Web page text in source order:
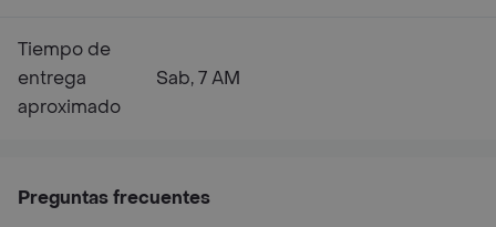
Tiempo de
entrega
aproximado
Sab, 7 AM
Preguntas frecuentes